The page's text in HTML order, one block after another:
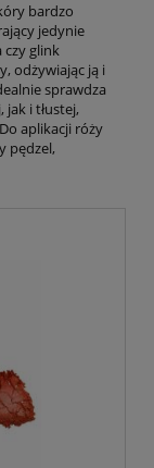
bardzo
jedynie
czy glink
odżywiając ją i
sprawdza
i tłustej,
aplikacji róży
pędzel,